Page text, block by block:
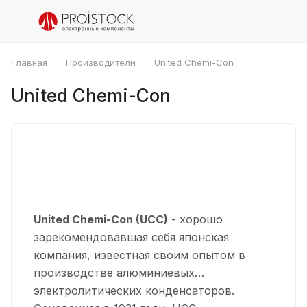
Главная Производители United Chemi-Con
United Chemi-Con
United Chemi-Con (UCC) - хорошо
зарекомендовавшая себя японская
компания, известная своим опытом в
производстве алюминиевых
электролитических конденсаторов.